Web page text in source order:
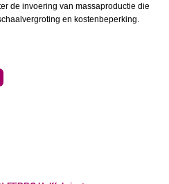
de invoering van massaproductie die
en kostenbeperking.